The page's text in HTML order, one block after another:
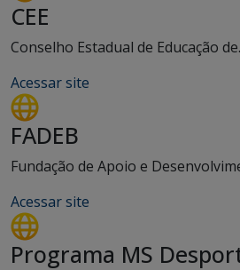
CEE
Conselho Estadual de Educação
Acessar site
FADEB
Fundação de Apoio e
Acessar site
Programa MS